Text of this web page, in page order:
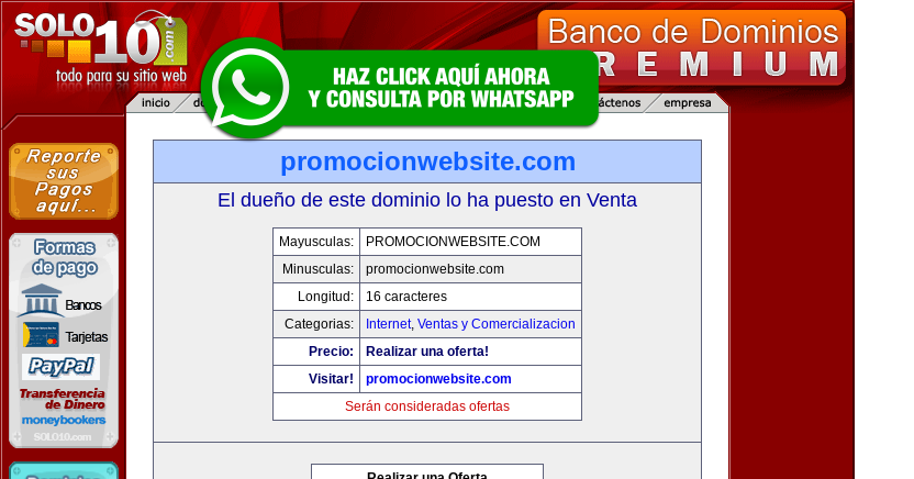
promocionwebsite.com
El dueño de este dominio lo ha puesto en Venta
Mayusculas:
PROMOCIONWEBSITE.COM
Minusculas:
promocionwebsite.com
Longitud:
16 caracteres
Categorias:
Internet, Ventas y Comercializacion
Precio:
Realizar una oferta!
Visitar!
promocionwebsite.com
Serán consideradas ofertas